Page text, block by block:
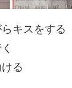
キスをする
る